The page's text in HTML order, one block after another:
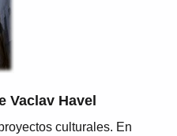
Vaclav Havel
culturales. En